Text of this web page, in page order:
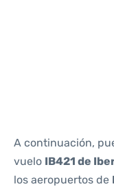
A continuación,
vuelo IB421 de
los aeropuertos de